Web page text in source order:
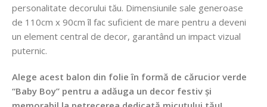
personalitate decorului tău. Dimensiunile sale generoase
de 110cm x 90cm îl fac suficient de mare pentru a deveni
un element central de decor, garantând un impact vizual
puternic.
Alege acest balon din folie în formă de cărucior verde
“Baby Boy” pentru a adăuga un decor festiv și